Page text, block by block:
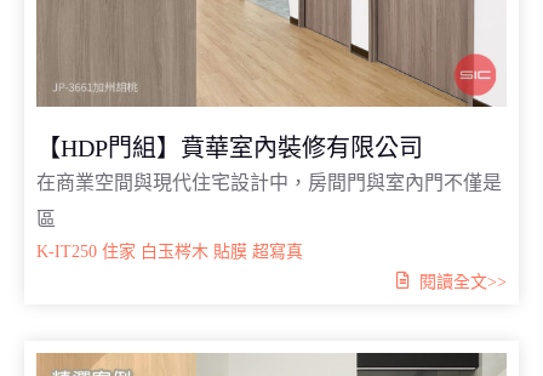
【HDP門組】賁華室內裝修有限公司
在商業空間與現代住宅設計中，房間門與室內門不僅是
區
K-IT250 住家 白玉梣木 貼膜 超寫真
閱讀全文>>